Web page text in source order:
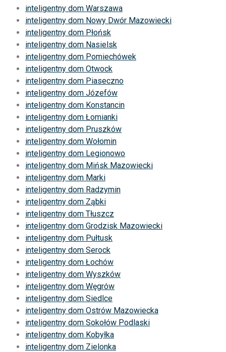
inteligentny dom Warszawa
inteligentny dom Nowy Dwór Mazowiecki
inteligentny dom Płońsk
inteligentny dom Nasielsk
inteligentny dom Pomiechówek
inteligentny dom Otwock
inteligentny dom Piaseczno
inteligentny dom Józefów
inteligentny dom Konstancin
inteligentny dom Łomianki
inteligentny dom Pruszków
inteligentny dom Wołomin
inteligentny dom Legionowo
inteligentny dom Mińsk Mazowiecki
inteligentny dom Marki
inteligentny dom Radzymin
inteligentny dom Ząbki
inteligentny dom Tłuszcz
inteligentny dom Grodzisk Mazowiecki
inteligentny dom Pułtusk
inteligentny dom Serock
inteligentny dom Łochów
inteligentny dom Wyszków
inteligentny dom Węgrów
inteligentny dom Siedlce
inteligentny dom Ostrów Mazowiecka
inteligentny dom Sokołów Podlaski
inteligentny dom Kobyłka
inteligentny dom Zielonka